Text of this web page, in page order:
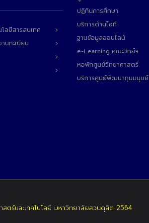
ลยีสารสนเทศ
นทะเบียน
ปฏิทินการศึกษา
บริการด้านไอที
ฐานข้อมูลออนไลน์
e-Learning คณะวิทย์ฯ
หอพักศูนย์วิทยาศาสตร์
บริการศูนย์พัฒนาทุนมนุษย์
ตร์และเทคโนโลยี มหาวิทยาลัยสวนดุสิต 2564